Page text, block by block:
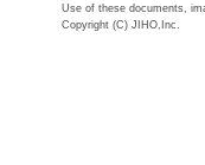
Use of these documents,
Copyright (C) JIHO,Inc.